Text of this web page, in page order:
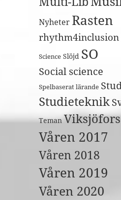
Nyheter Rasten
rhythm4inclusion
Science Slöjd SO
Social science
Spelbaserat lärande
Studieteknik
Teman Viksjöfors
Våren 2017
Våren 2018
Våren 2019
Våren 2020